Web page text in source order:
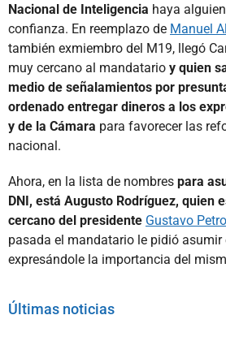
Nacional de Inteligencia haya
confianza. En reemplazo de Manuel
también exmiembro del M19, llegó
muy cercano al mandatario y quien
medio de señalamientos por
ordenado entregar dineros a los
y de la Cámara para favorecer las
nacional.
Ahora, en la lista de nombres para
DNI, está Augusto Rodríguez, quien
cercano del presidente Gustavo Petro
pasada el mandatario le pidió asumir
expresándole la importancia del
Últimas noticias